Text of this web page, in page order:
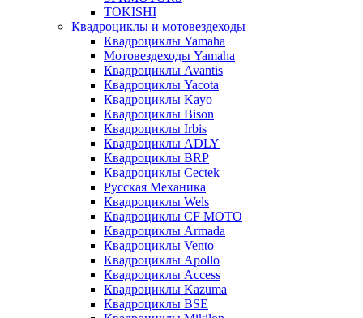
TOKISHI
Квадроциклы и мотовездеходы
Квадроциклы Yamaha
Мотовездеходы Yamaha
Квадроциклы Avantis
Квадроциклы Yacota
Квадроциклы Kayo
Квадроциклы Bison
Квадроциклы Irbis
Квадроциклы ADLY
Квадроциклы BRP
Квадроциклы Cectek
Русская Механика
Квадроциклы Wels
Квадроциклы CF MOTO
Квадроциклы Armada
Квадроциклы Vento
Квадроциклы Apollo
Квадроциклы Access
Квадроциклы Kazuma
Квадроциклы BSE